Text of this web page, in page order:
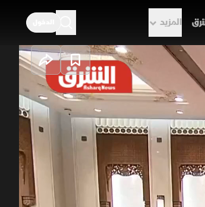
المزيد
في
مشترك من العودة إلى
بإيران وسط
اتفاقه